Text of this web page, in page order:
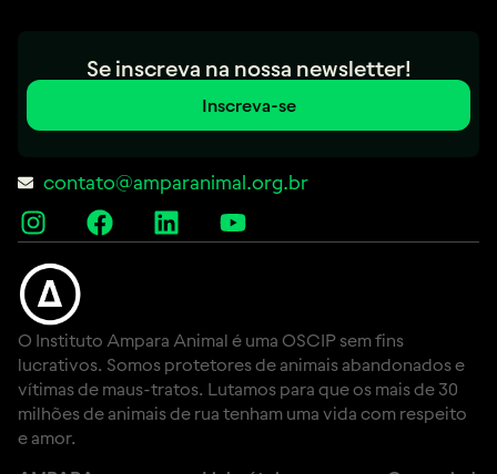
Se inscreva na nossa newsletter!
Inscreva-se
contato@amparanimal.org.br
O Instituto Ampara Animal é uma OSCIP sem fins
lucrativos. Somos protetores de animais abandonados e
vítimas de maus-tratos. Lutamos para que os mais de 30
milhões de animais de rua tenham uma vida com respeito
e amor.